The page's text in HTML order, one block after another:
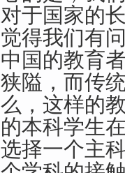
对于国家的
觉得我们有
中国的教育
狭隘，而传
么，这样的
的本科学生
选择一个主